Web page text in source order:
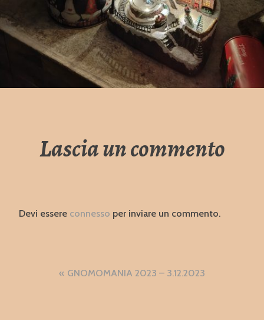
Lascia un commento
Devi essere connesso per inviare un commento.
Navigazione
GNOMOMANIA 2023 – 3.12.2023